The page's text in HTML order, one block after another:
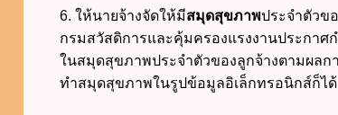
6. ให้นายจ้างจัดให้มีสมุดสุขภาพประจำตัวข
กรมสวัสดิการและคุ้มครองแรงงานประกาศ
ในสมุดสุขภาพประจำตัวของลูกจ้างตามผล
ทำสมุดสุขภาพในรูปข้อมูลอิเล็กทรอนิกส์ก็ได้